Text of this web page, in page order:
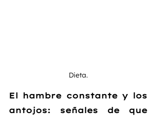
Dieta.
El hambre constante y los
antojos: señales de que